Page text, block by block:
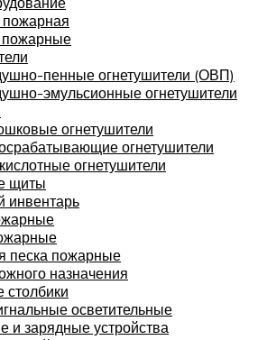
пожарные
пенные огнетушители (ОВП)
эмульсионные огнетушители
огнетушители
огнетушители
огнетушители
щиты
инвентарь
песка пожарные
назначения
осветительные
и зарядные устройства